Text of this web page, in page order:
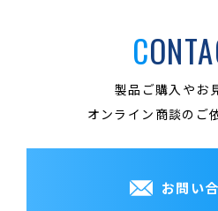
製品ご購入やお
オンライン商談のご
お問い